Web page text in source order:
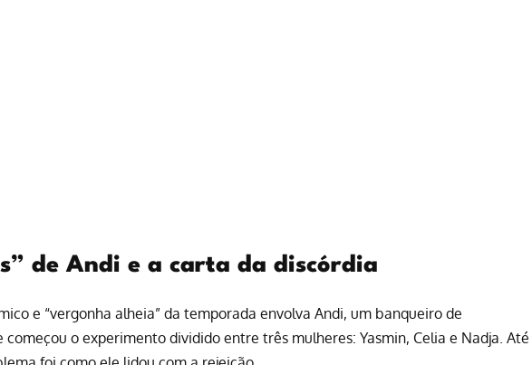
de Andi e a carta da discórdia
e “vergonha alheia” da temporada envolva Andi, um banqueiro de
começou o experimento dividido entre três mulheres: Yasmin, Celia e Nadja. Até